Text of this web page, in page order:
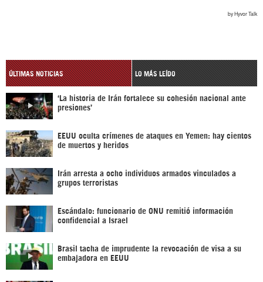
ÚLTIMAS NOTICIAS LO MÁS LEÍDO
‘La historia de Irán fortalece su cohesión nacional ante
presiones’
EEUU oculta crímenes de ataques en Yemen: hay cientos
de muertos y heridos
Irán arresta a ocho individuos armados vinculados a
grupos terroristas
Escándalo: funcionario de ONU remitió información
confidencial a Israel
Brasil tacha de imprudente la revocación de visa a su
embajadora en EEUU